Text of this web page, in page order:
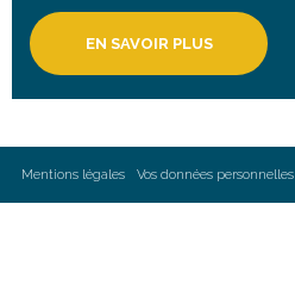
EN SAVOIR PLUS
Mentions légales Vos données personnelles